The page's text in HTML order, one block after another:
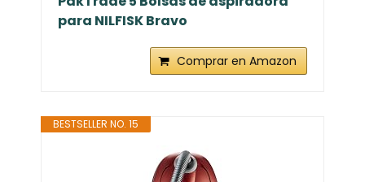
para NILFISK Bravo
Comprar en Amazon
BESTSELLER NO. 15